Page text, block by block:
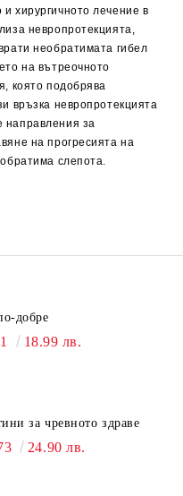
хирургичното лечение в
невропротекцията,
необратимата гибел
на вътреочното
която подобрява
връзка невропротекцията
направления за
на прогресията на
слепота.
добре
18.99 лв.
за чревното здраве
24.90 лв.